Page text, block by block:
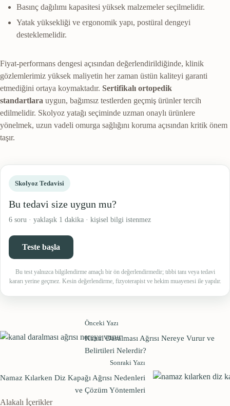
Basınç dağılımı kapasitesi yüksek malzemeler seçilmelidir.
Yatak yüksekliği ve ergonomik yapı, postüral dengeyi
desteklemelidir.
Fiyat-performans dengesi açısından değerlendirildiğinde, klinik
gözlemlerimiz yüksek maliyetin her zaman üstün kaliteyi garanti
etmediğini ortaya koymaktadır. Sertifikalı ortopedik
standartlara uygun, bağımsız testlerden geçmiş ürünler tercih
edilmelidir. Skolyoz yatağı seçiminde uzman onaylı ürünlere
yönelmek, uzun vadeli omurga sağlığını koruma açısından kritik önem
taşır.
Skolyoz Tedavisi
Bu tedavi size uygun mu?
6 soru · yaklaşık 1 dakika · kişisel bilgi istenmez
Teste başla
Bu test yalnızca bilgilendirme amaçlı bir ön değerlendirmedir; tıbbi tanı veya tedavi
kararı yerine geçmez. Kesin değerlendirme, fizyoterapist ve hekim muayenesi ile yapılır.
Önceki Yazı
Kanal Daralması Ağrısı Nereye Vurur ve
Belirtileri Nelerdir?
Sonraki Yazı
Namaz Kılarken Diz Kapağı Ağrısı Nedenleri
ve Çözüm Yöntemleri
Alakalı İçerikler